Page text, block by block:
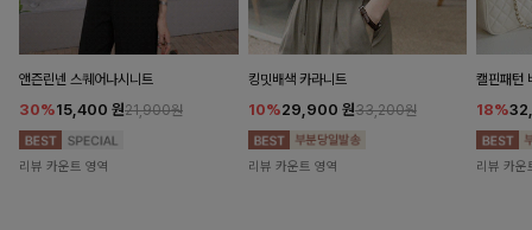
앤즌린넨 스퀘어나시니트
30%15,400 원21,900원
리뷰 카운트 영역
킹밋배색 카라니트
10%29,900 원33,200원
리뷰 카운트 영역
캘핀패턴
18%
리뷰 카운